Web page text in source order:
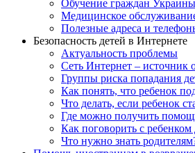
Обучение граждан
Медицинское
Полезные адреса и
Безопасность детей в Интернете
Актуальность проблемы
Сеть Интернет – источник
Группы риска попадания
Как понять, что ребенок
Что делать, если ребенок
Где можно получить
Как поговорить с
Что нужно знать